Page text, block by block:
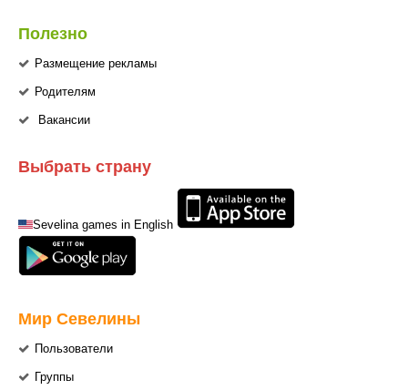
Полезно
Размещение рекламы
Родителям
Вакансии
Выбрать страну
Sevelina games in English
Мир Севелины
Пользователи
Группы